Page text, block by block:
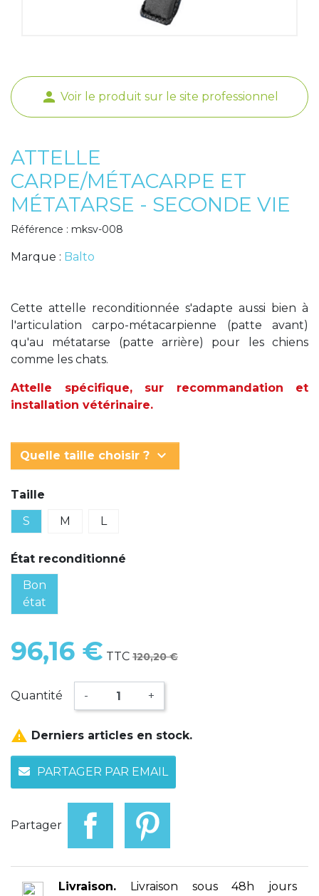
person Voir le produit sur le site professionnel
ATTELLE
CARPE/MÉTACARPE ET
MÉTATARSE - SECONDE VIE
Référence : mksv-008
Marque : Balto
Cette attelle reconditionnée s'adapte aussi bien à
l'articulation carpo-métacarpienne (patte avant)
qu'au métatarse (patte arrière) pour les chiens
comme les chats.
Attelle spécifique, sur recommandation et
installation vétérinaire.
Quelle taille choisir ? keyboard_arrow_down
Taille
S
M L
État reconditionné
Bon
état
96,16 € TTC 120,20 €
Quantité - +
 Derniers articles en stock.
PARTAGER PAR EMAIL
Partager
Livraison. Livraison sous 48h jours